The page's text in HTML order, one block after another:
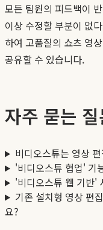
모든 팀원의 피드백이
이상 수정할 부분이 없
하여 고품질의 쇼츠 영
공유할 수 있습니다.
자주 묻는
비디오스튜는 영상
'비디오스튜 협업' 기
'비디오스튜 웹 기반'
기존 설치형 영상 편
요?